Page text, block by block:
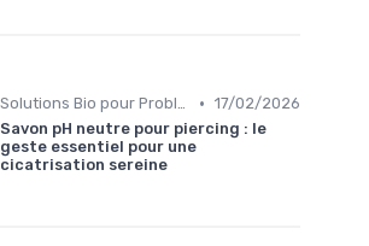
Solutions Bio pour Problèmes de Peau • 17/02/2026
Savon pH neutre pour piercing : le
geste essentiel pour une
cicatrisation sereine